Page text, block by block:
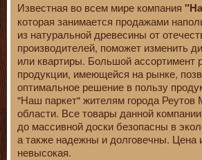
Известная во всем мире компания
которая занимается продажами
из натуральной древесины от
производителей, поможет изменить
или квартиры. Большой ассортимент
продукции, имеющейся на рынке,
оптимальное решение в пользу
"Наш паркет" жителям города Реутов
области. Все товары данной
до массивной доски безопасны в
а также надежны и долговечны. Цена
невысокая.